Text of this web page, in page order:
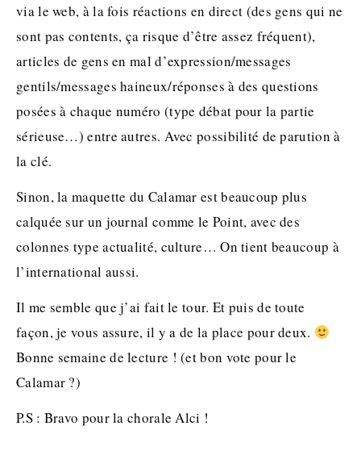
via le web, à la fois réactions en direct (des gens qui ne
sont pas contents, ça risque d’être assez fréquent),
articles de gens en mal d’expression/messages
gentils/messages haineux/réponses à des questions
posées à chaque numéro (type débat pour la partie
sérieuse…) entre autres. Avec possibilité de parution à
la clé.
Sinon, la maquette du Calamar est beaucoup plus
calquée sur un journal comme le Point, avec des
colonnes type actualité, culture… On tient beaucoup à
l’international aussi.
Il me semble que j’ai fait le tour. Et puis de toute
façon, je vous assure, il y a de la place pour deux.
Bonne semaine de lecture ! (et bon vote pour le
Calamar ?)
P.S : Bravo pour la chorale Alci !